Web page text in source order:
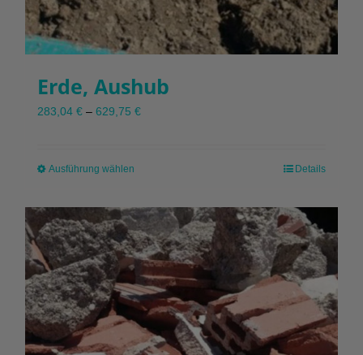
Erde, Aushub
283,04 €– 629,75 €
Ausführung wählenDieses
weist
mehrere
Varianten
auf.
Die
Optionen
können
auf
Details